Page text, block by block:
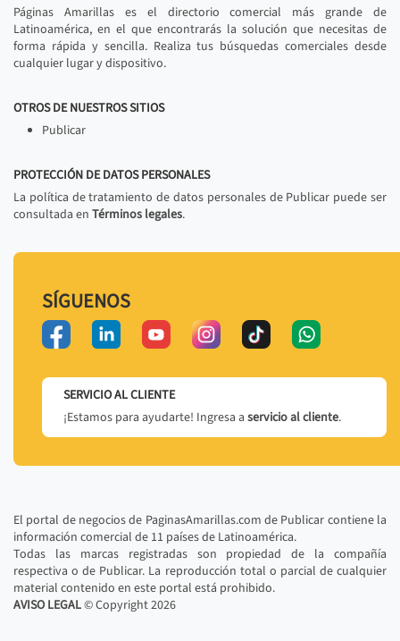
Páginas Amarillas es el directorio comercial más grande de
Latinoamérica, en el que encontrarás la solución que necesitas de
forma rápida y sencilla. Realiza tus búsquedas comerciales desde
cualquier lugar y dispositivo.
OTROS DE NUESTROS SITIOS
Publicar
PROTECCIÓN DE DATOS PERSONALES
La política de tratamiento de datos personales de Publicar puede ser
consultada en Términos legales.
SÍGUENOS
SERVICIO AL CLIENTE
¡Estamos para ayudarte! Ingresa a servicio al cliente.
El portal de negocios de PaginasAmarillas.com de Publicar contiene la
información comercial de 11 países de Latinoamérica.
Todas las marcas registradas son propiedad de la compañía
respectiva o de Publicar. La reproducción total o parcial de cualquier
material contenido en este portal está prohibido.
AVISO LEGAL© Copyright2026